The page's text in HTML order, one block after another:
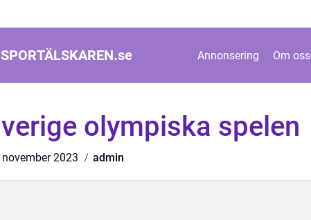
SPORTÄLSKAREN.se Annonsering Om oss
olympiska spelen
2023 admin